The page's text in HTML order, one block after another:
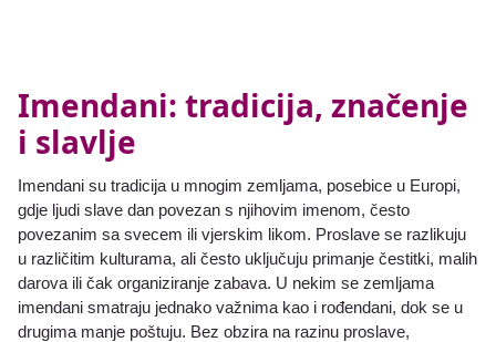
Imendani: tradicija, značenje
i slavlje
Imendani su tradicija u mnogim zemljama, posebice u Europi,
gdje ljudi slave dan povezan s njihovim imenom, često
povezanim sa svecem ili vjerskim likom. Proslave se razlikuju
u različitim kulturama, ali često uključuju primanje čestitki, malih
darova ili čak organiziranje zabava. U nekim se zemljama
imendani smatraju jednako važnima kao i rođendani, dok se u
drugima manje poštuju. Bez obzira na razinu proslave,